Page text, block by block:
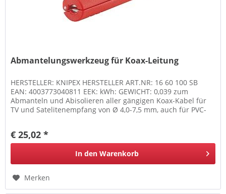
Abmantelungswerkzeug für Koax-Leitung
HERSTELLER: KNIPEX HERSTELLER ART.NR: 16 60 100 SB
EAN: 4003773040811 EEK: kWh: GEWICHT: 0,039 zum
Abmanteln und Abisolieren aller gängigen Koax-Kabel für
TV und Satelitenempfang von Ø 4,0-7,5 mm, auch für PVC-
€ 25,02 *
In den Warenkorb
Merken